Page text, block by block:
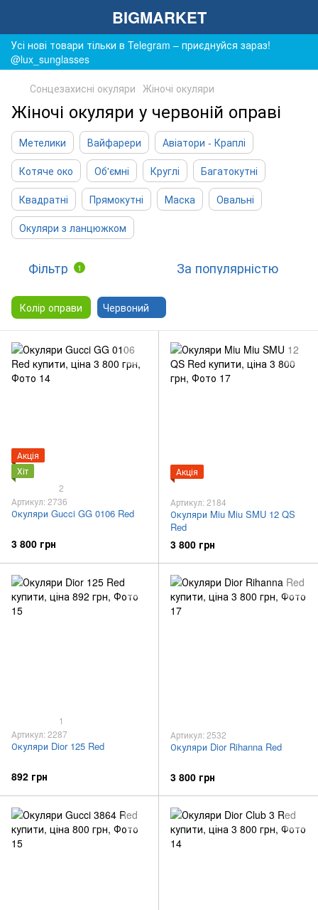
BIGMARKET
Усі нові товари тільки в Telegram – приєднуйся зараз!
@lux_sunglasses
Сонцезахисні окуляри Жіночі окуляри
Жіночі окуляри у червоній оправі
Метелики Вайфарери
Авіатори - Краплі
Котяче око
Об'ємні Круглі
Багатокутні
Квадратні
Прямокутні Маска
Овальні
Окуляри з ланцюжком
Фільтр 1 За популярністю
Колір оправи Червоний
Акція
Хіт
2
Артикул: 2736
Окуляри Gucci GG 0106 Red
3 800 грн
Акція
Артикул: 2184
Окуляри Miu Miu SMU 12 QS
Red
3 800 грн
1
Артикул: 2287
Окуляри Dior 125 Red
892 грн
Артикул: 2532
Окуляри Dior Rihanna Red
3 800 грн